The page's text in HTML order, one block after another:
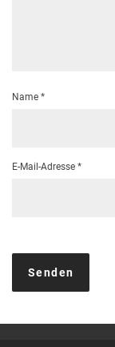
Name *
E-Mail-Adresse *